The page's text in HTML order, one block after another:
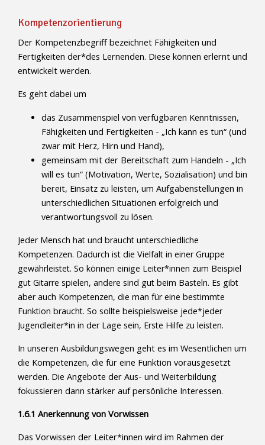
Kompetenzorientierung
Der Kompetenzbegriff bezeichnet Fähigkeiten und
Fertigkeiten der*des Lernenden. Diese können erlernt und
entwickelt werden.
Es geht dabei um
das Zusammenspiel von verfügbaren Kenntnissen,
Fähigkeiten und Fertigkeiten - „Ich kann es tun“ (und
zwar mit Herz, Hirn und Hand),
gemeinsam mit der Bereitschaft zum Handeln - „Ich
will es tun“ (Motivation, Werte, Sozialisation) und bin
bereit, Einsatz zu leisten, um Aufgabenstellungen in
unterschiedlichen Situationen erfolgreich und
verantwortungsvoll zu lösen.
Jeder Mensch hat und braucht unterschiedliche
Kompetenzen. Dadurch ist die Vielfalt in einer Gruppe
gewährleistet. So können einige Leiter*innen zum Beispiel
gut Gitarre spielen, andere sind gut beim Basteln. Es gibt
aber auch Kompetenzen, die man für eine bestimmte
Funktion braucht. So sollte beispielsweise jede*jeder
Jugendleiter*in in der Lage sein, Erste Hilfe zu leisten.
In unseren Ausbildungswegen geht es im Wesentlichen um
die Kompetenzen, die für eine Funktion vorausgesetzt
werden. Die Angebote der Aus- und Weiterbildung
fokussieren dann stärker auf persönliche Interessen.
1.6.1 Anerkennung von Vorwissen
Das Vorwissen der Leiter*innen wird im Rahmen der